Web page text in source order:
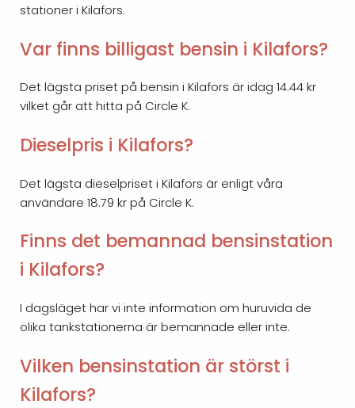
stationer i Kilafors.
Var finns billigast bensin i Kilafors?
Det lägsta priset på bensin i Kilafors är idag 14.44 kr
vilket går att hitta på Circle K.
Dieselpris i Kilafors?
Det lägsta dieselpriset i Kilafors är enligt våra
användare 18.79 kr på Circle K.
Finns det bemannad bensinstation
i Kilafors?
I dagsläget har vi inte information om huruvida de
olika tankstationerna är bemannade eller inte.
Vilken bensinstation är störst i
Kilafors?